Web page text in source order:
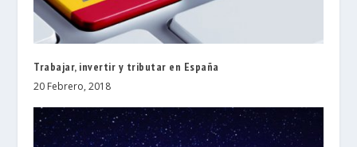
Trabajar, invertir y tributar en España
20 Febrero, 2018